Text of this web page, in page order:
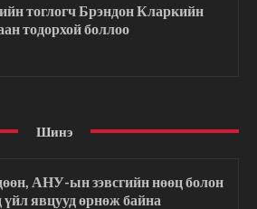
тоглогч Брэндон Кларкийн
тодорхой боллоо
Шинэ
АНУ-ын зэвсгийн нөөц болон
үйл явцууд өрнөж байна